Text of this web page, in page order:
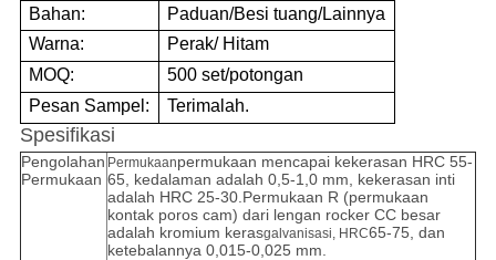
Bahan:
Paduan/Besi tuang/Lainnya
Warna:
Perak/ Hitam
MOQ:
500 set/potongan
Pesan Sampel:
Terimalah.
Spesifikasi
Pengolahan
Permukaan
Permukaanpermukaan mencapai kekerasan HRC 55-
65, kedalaman adalah 0,5-1,0 mm, kekerasan inti
adalah HRC 25-30.Permukaan R (permukaan
kontak poros cam) dari lengan rocker CC besar
adalah kromium kerasgalvanisasi, HRC65-75, dan
ketebalannya 0,015-0,025 mm.